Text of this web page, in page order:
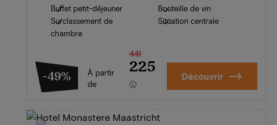
Buffet petit-déjeuner
Surclassement de
chambre
Bouteille de vin
Situation centrale
-49%
À partir
de
441
225 Découvrir